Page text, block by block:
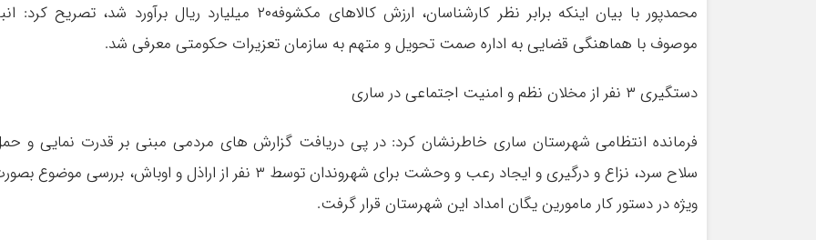
محمدپور با بیان اینکه برابر نظر کارشناسان، ارزش کالاهای مکشوفه۲۰ میلیارد ریال برآورد شد، تصریح کرد:
موصوف با هماهنگی قضایی به اداره صمت تحویل و متهم به سازمان تعزیرات حکومتی معرفی شد.
دستگیری ۳ نفر از مخلان نظم و امنیت اجتماعی در ساری
فرمانده انتظامی شهرستان ساری خاطرنشان کرد: در پی دریافت گزارش های مردمی مبنی بر قدرت نمایی و
سلاح سرد، نزاع و درگیری و ‏ایجاد رعب و وحشت برای شهروندان توسط ۳ نفر از اراذل و اوباش، بررسی موضوع
ویژه در دستور کار مامورین یگان امداد این شهرستان قرار گرفت.